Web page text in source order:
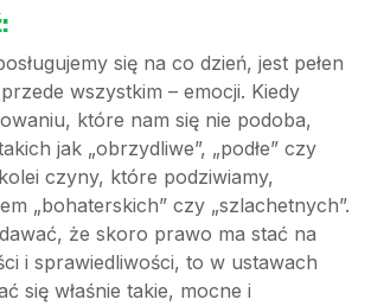
się na co dzień, jest pełen
wszystkim – emocji. Kiedy
które nam się nie podoba,
jak „obrzydliwe”, „podłe” czy
czyny, które podziwiamy,
„bohaterskich” czy „szlachetnych”.
że skoro prawo ma stać na
i sprawiedliwości, to w ustawach
się właśnie takie, mocne i